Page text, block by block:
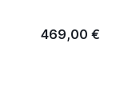
469,00 €